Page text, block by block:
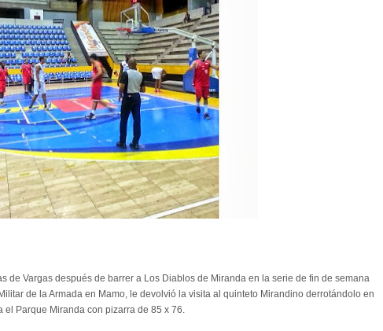
de Vargas después de barrer a Los Diablos de Miranda en la serie de fin de semana
de la Armada en Mamo, le devolvió la visita al quinteto Mirandino derrotándolo en
Parque Miranda con pizarra de 85 x 76.